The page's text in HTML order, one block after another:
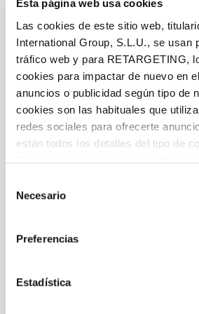
Esta página web usa cookies
Las cookies de este sitio web,
International Group, S.L.U., se usan
tráfico web y para RETARGETING,
cookies para impactar de nuevo en
anuncios o publicidad según tipo de
cookies son las habituales que
redes sociales para ofrecerte
están todos los detalles del tipo de
la web aparece cómo evitar las
Si se desea ver otra vez esta
privado y aparecerá de nuevo. Le
no habiendo aceptado las cookies de
identifican de ninguna forma.
Necesario
Preferencias
Estadística
Nueces en grano, origen
Paso 1
Log in with